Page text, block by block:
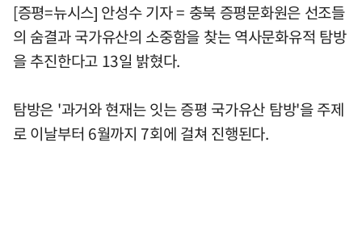
[증평=뉴시스] 안성수 기자 = 충북 증평문화원은 선조들
의 숨결과 국가유산의 소중함을 찾는 역사문화유적 탐방
을 추진한다고 13일 밝혔다.
탐방은 '과거와 현재는 잇는 증평 국가유산 탐방'을 주제
로 이날부터 6월까지 7회에 걸쳐 진행된다.